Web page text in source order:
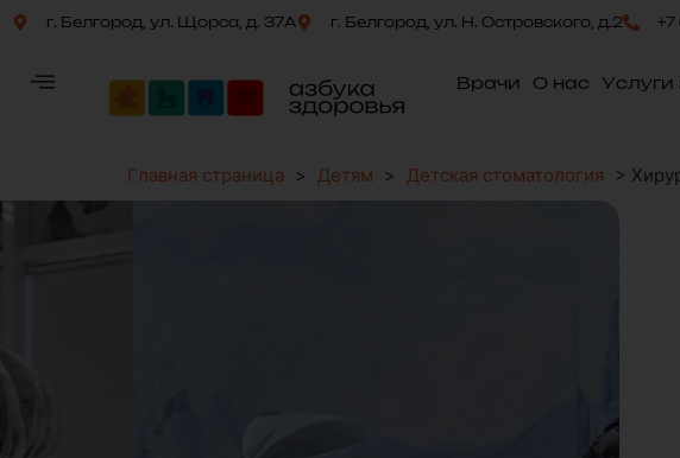
г. Белгород, ул. Щорса, д. 37А г. Белгород, ул. Н. Островского, д.2
Врачи О нас Услуги
Главная страница > Детям > Детская стоматология >